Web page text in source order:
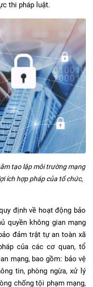
thi pháp luật.
tạo lập môi trường mạng
ích hợp pháp của tổ chức,
định về hoạt động bảo
quyền không gian mạng
đảm trật tự an toàn xã
của các cơ quan, tổ
mạng, bao gồm: bảo vệ
tin, phòng ngừa, xử lý
chống tội phạm mạng,